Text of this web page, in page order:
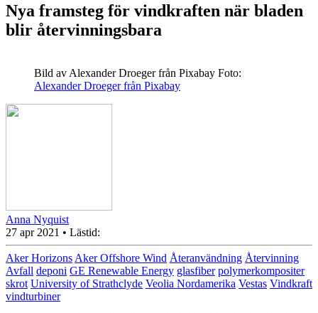
Nya framsteg för vindkraften när bladen
blir återvinningsbara
Bild av Alexander Droeger från Pixabay Foto:
Alexander Droeger från Pixabay
Anna Nyquist
27 apr 2021 • Lästid:
Aker Horizons Aker Offshore Wind Återanvändning Återvinning
Avfall deponi GE Renewable Energy glasfiber polymerkompositer
skrot University of Strathclyde Veolia Nordamerika Vestas Vindkraft
vindturbiner